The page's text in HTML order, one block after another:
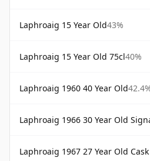
Laphroaig 15 Year Old43%
Laphroaig 15 Year Old 75cl40%
Laphroaig 1960 40 Year Old
Laphroaig 1966 30 Year Old
Laphroaig 1967 27 Year Old Cask